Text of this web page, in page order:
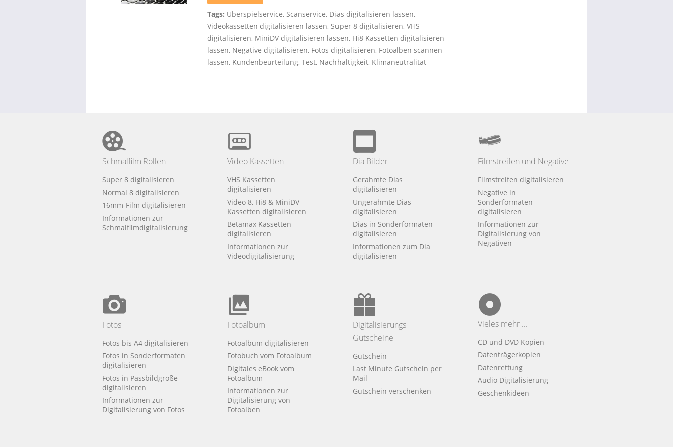
Tags: Überspielservice, Scanservice, Dias digitalisieren lassen,
Videokassetten digitalisieren lassen, Super 8 digitalisieren,VHS
digitalisieren, MiniDV digitalisieren lassen, Hi8 Kassetten digitalisieren
lassen, Negative digitalisieren, Fotos digitalisieren, Fotoalben scannen
lassen, Kundenbeurteilung,Test, Nachhaltigkeit, Klimaneutralität
Schmalfilm Rollen
Super 8 digitalisieren
Normal 8 digitalisieren
16mm-Film digitalisieren
Informationen zur
Schmalfilmdigitalisierung
Video Kassetten
VHS Kassetten
digitalisieren
Video 8, Hi8 & MiniDV
Kassetten digitalisieren
Betamax Kassetten
digitalisieren
Informationen zur
Videodigitalisierung
Dia Bilder
Gerahmte Dias
digitalisieren
Ungerahmte Dias
digitalisieren
Dias in Sonderformaten
digitalisieren
Informationen zum Dia
digitalisieren
Filmstreifen und Negative
Filmstreifen digitalisieren
Negative in
Sonderformaten
digitalisieren
Informationen zur
Digitalisierung von
Negativen
Fotos
Fotos bis A4 digitalisieren
Fotos in Sonderformaten
digitalisieren
Fotos in Passbildgröße
digitalisieren
Informationen zur
Digitalisierung von Fotos
Fotoalbum
Fotoalbum digitalisieren
Fotobuch vom Fotoalbum
Digitales eBook vom
Fotoalbum
Informationen zur
Digitalisierung von
Fotoalben
Digitalisierungs
Gutscheine
Gutschein
Last Minute Gutschein per
Mail
Gutschein verschenken
Vieles mehr ...
CD und DVD Kopien
Datenträgerkopien
Datenrettung
Audio Digitalisierung
Geschenkideen